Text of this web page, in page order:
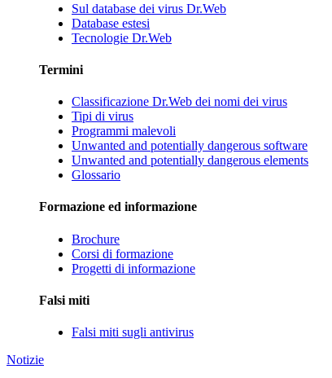
Sul database dei virus Dr.Web
Database estesi
Tecnologie Dr.Web
Termini
Classificazione Dr.Web dei nomi dei virus
Tipi di virus
Programmi malevoli
Unwanted and potentially dangerous software
Unwanted and potentially dangerous elements
Glossario
Formazione ed informazione
Brochure
Corsi di formazione
Progetti di informazione
Falsi miti
Falsi miti sugli antivirus
Notizie